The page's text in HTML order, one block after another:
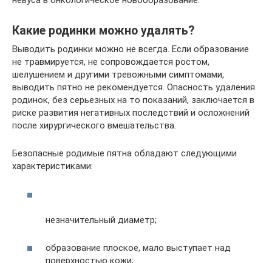
Какие родинки можно удалять?
Выводить родинки можно не всегда. Если образование
не травмируется, не сопровождается ростом,
шелушением и другими тревожными симптомами,
выводить пятно не рекомендуется. Опасность удаления
родинок, без серьезных на то показаний, заключается в
риске развития негативных последствий и осложнений
после хирургического вмешательства.
Безопасные родимые пятна обладают следующими
характеристиками:
незначительный диаметр;
образование плоское, мало выступает над
поверхностью кожи;